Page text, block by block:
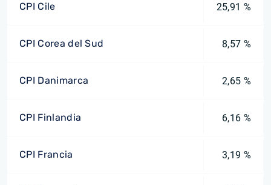
CPI Cile 25,91 %
CPI Corea del Sud 8,57 %
CPI Danimarca 2,65 %
CPI Finlandia 6,16 %
CPI Francia 3,19 %